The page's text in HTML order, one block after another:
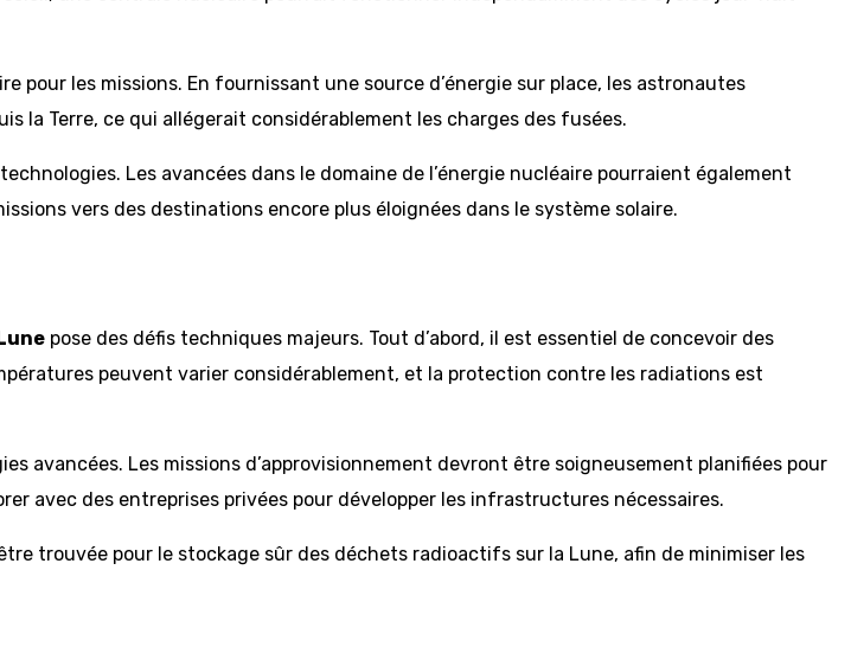
pour les missions. En fournissant une source d’énergie sur place, les astronautes
la Terre, ce qui allégerait considérablement les charges des fusées.
Les avancées dans le domaine de l’énergie nucléaire pourraient également
vers des destinations encore plus éloignées dans le système solaire.
pose des défis techniques majeurs. Tout d’abord, il est essentiel de concevoir des
peuvent varier considérablement, et la protection contre les radiations est
avancées. Les missions d’approvisionnement devront être soigneusement planifiées pour
avec des entreprises privées pour développer les infrastructures nécessaires.
trouvée pour le stockage sûr des déchets radioactifs sur la Lune, afin de minimiser les